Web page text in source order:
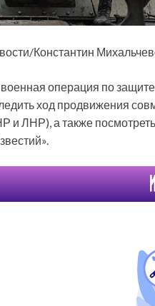
Константин
операция по
ход продвижения
и ЛНР), а также